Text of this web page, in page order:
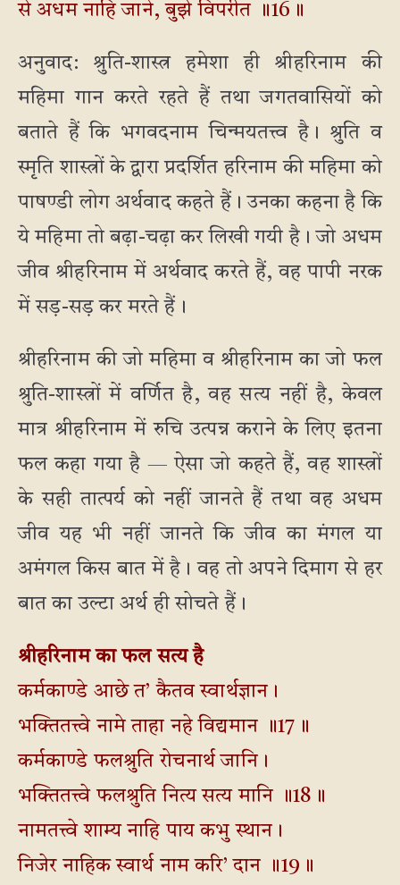
से अधम नाहि जाने, बुझे विपरीत ॥16॥
अनुवाद: श्रुति-शास्त्र हमेशा ही श्रीहरिनाम की
महिमा गान करते रहते हैं तथा जगतवासियों को
बताते हैं कि भगवदनाम चिन्मयतत्त्व है। श्रुति व
स्मृति शास्त्रों के द्वारा प्रदर्शित हरिनाम की महिमा को
पाषण्डी लोग अर्थवाद कहते हैं। उनका कहना है कि
ये महिमा तो बढ़ा-चढ़ा कर लिखी गयी है। जो अधम
जीव श्रीहरिनाम में अर्थवाद करते हैं, वह पापी नरक
में सड़-सड़ कर मरते हैं।
श्रीहरिनाम की जो महिमा व श्रीहरिनाम का जो फल
श्रुति-शास्त्रों में वर्णित है, वह सत्य नहीं है, केवल
मात्र श्रीहरिनाम में रुचि उत्पन्न कराने के लिए इतना
फल कहा गया है — ऐसा जो कहते हैं, वह शास्त्रों
के सही तात्पर्य को नहीं जानते हैं तथा वह अधम
जीव यह भी नहीं जानते कि जीव का मंगल या
अमंगल किस बात में है। वह तो अपने दिमाग से हर
बात का उल्टा अर्थ ही सोचते हैं।
श्रीहरिनाम का फल सत्य है
कर्मकाण्डे आछे त’ कैतव स्वार्थज्ञान।
भक्तितत्त्वे नामे ताहा नहे विद्यमान ॥17॥
कर्मकाण्डे फलश्रुति रोचनार्थ जानि।
भक्तितत्त्वे फलश्रुति नित्य सत्य मानि ॥18॥
नामतत्त्वे शाम्य नाहि पाय कभु स्थान।
निजेर नाहिक स्वार्थ नाम करि’ दान ॥19॥